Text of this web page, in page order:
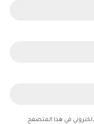
في هذا المتصفح